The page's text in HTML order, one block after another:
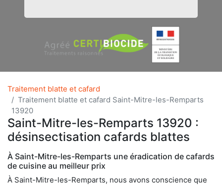
Traitement blatte et cafard
Traitement blatte et cafard Saint-Mitre-les-Remparts
13920
Saint-Mitre-les-Remparts 13920 :
désinsectisation cafards blattes
À Saint-Mitre-les-Remparts une éradication de cafards
de cuisine au meilleur prix
À Saint-Mitre-les-Remparts, nous avons conscience que